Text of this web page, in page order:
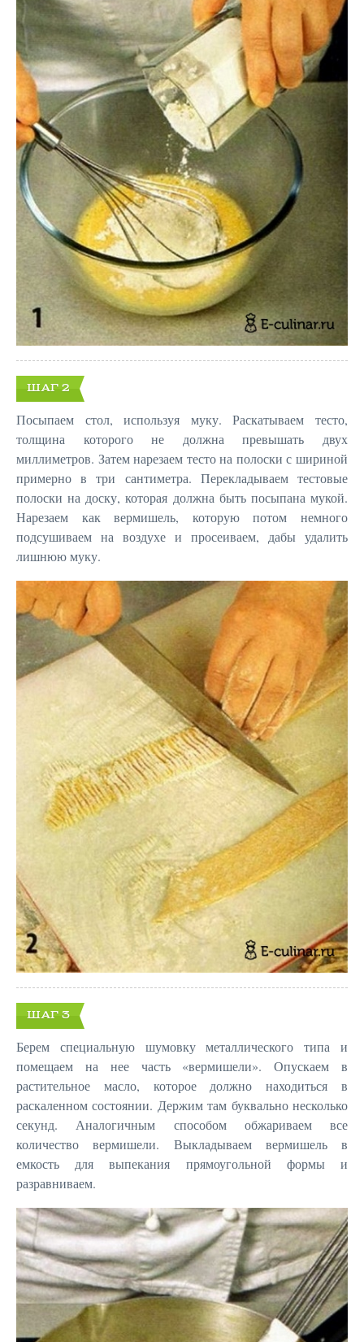
ШАГ 2
Посыпаем стол, используя муку. Раскатываем тесто,
толщина которого не должна превышать двух
миллиметров. Затем нарезаем тесто на полоски с шириной
примерно в три сантиметра. Перекладываем тестовые
полоски на доску, которая должна быть посыпана мукой.
Нарезаем как вермишель, которую потом немного
подсушиваем на воздухе и просеиваем, дабы удалить
лишнюю муку.
ШАГ 3
Берем специальную шумовку металлического типа и
помещаем на нее часть «вермишели». Опускаем в
растительное масло, которое должно находиться в
раскаленном состоянии. Держим там буквально несколько
секунд. Аналогичным способом обжариваем все
количество вермишели. Выкладываем вермишель в
емкость для выпекания прямоугольной формы и
разравниваем.